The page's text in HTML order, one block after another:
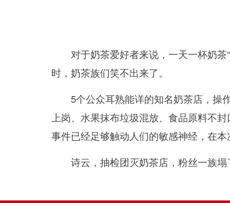
对于奶茶爱好者来说，一天一杯奶茶“
时，奶茶族们笑不出来了。
5个公众耳熟能详的知名奶茶店，操作
上岗、水果抹布垃圾混放、食品原料不
事件已经足够触动人们的敏感神经，在
诗云，抽检团灭奶茶店，粉丝一族塌